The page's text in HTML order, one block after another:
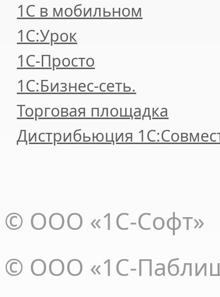
1С в мобильном
1С:Урок
1C-Просто
1С:Бизнес-сеть.
Торговая площадка
Дистрибьюция
© ООО «1С-Софт»
© ООО «1С-